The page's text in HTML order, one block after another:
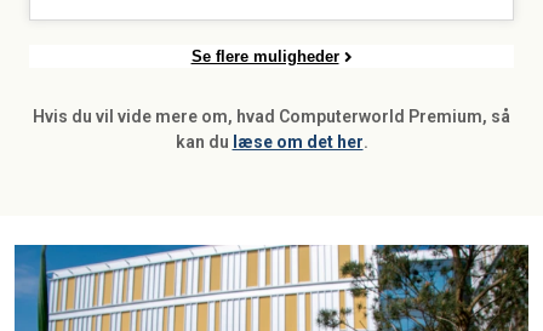
Se flere muligheder
Hvis du vil vide mere om, hvad Computerworld Premium, så
kan du læse om det her.